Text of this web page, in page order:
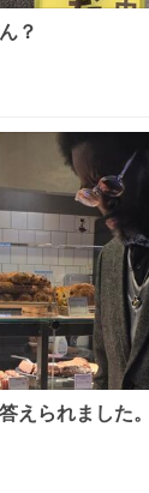
？
た。 今回パリに蒸し